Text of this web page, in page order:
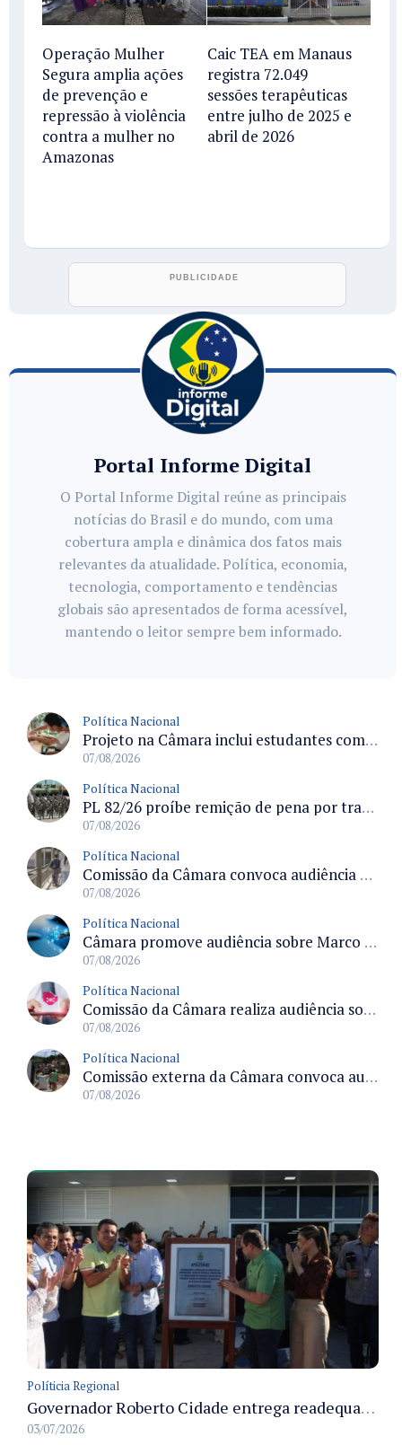
Operação Mulher
Segura amplia ações
de prevenção e
repressão à violência
contra a mulher no
Amazonas
Caic TEA em Manaus
registra 72.049
sessões terapêuticas
entre julho de 2025 e
abril de 2026
Portal Informe Digital
O Portal Informe Digital reúne as principais
notícias do Brasil e do mundo, com uma
cobertura ampla e dinâmica dos fatos mais
relevantes da atualidade. Política, economia,
tecnologia, comportamento e tendências
globais são apresentados de forma acessível,
mantendo o leitor sempre bem informado.
Política Nacional
Projeto na Câmara inclui estudantes com deficiência no regime escolar especial da LDB e estabelece critérios para frequência
07/08/2026
Política Nacional
PL 82/26 proíbe remição de pena por trabalho em funções militares para condenados por crimes contra o Estado Democrático de Direito
07/08/2026
Política Nacional
Comissão da Câmara convoca audiência para discutir misoginia nas escolas e universidades após divulgação de listas misóginas
07/08/2026
Política Nacional
Câmara promove audiência sobre Marco de Fomento à Economia Digital e impactos da inteligência artificial
07/08/2026
Política Nacional
Comissão da Câmara realiza audiência sobre apostas online para medir o tamanho do mercado ilegal
07/08/2026
Política Nacional
Comissão externa da Câmara convoca audiência pública sobre chuvas na Zona da Mata de Minas Gerais e impactos em Juiz de Fora
07/08/2026
Políticia Regional
Governador Roberto Cidade entrega readequação do ambulatório da FCecon e amplia capacidade de atendimento oncológico em Manaus
03/07/2026